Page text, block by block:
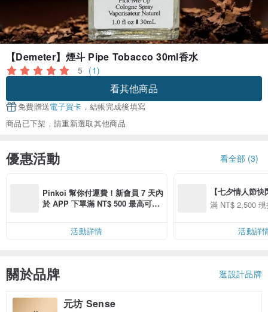
【Demeter】煙斗 Pipe Tobacco 30ml香水
5 (1)
看其他商品
免費贈送電子賀卡 ，結帳完成後填寫
商品已下架，請重新選取其他商品
優惠活動 看全部 (3)
Pinkoi 幫你付運費！新會員 7 天內
於 APP 下單滿 NT$ 500 最高可折
活動詳情
【七夕情人節
用 APP 購買任
00 現折 NT$100
滿 NT$ 2,500
活動詳
關於品牌 逛設計品牌
元坊 Sense